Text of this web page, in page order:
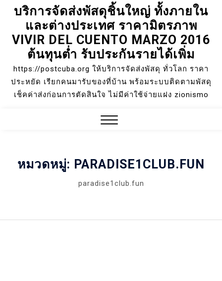
Skip
content
บริการจัดส่งพัสดุชิ้นใหญ่ ทั้งภายใน
และต่างประเทศ ราคามิตรภาพ
VIVIR DEL CUENTO MARZO 2016
ต้นทุนต่ำ รับประกันรายได้เพิ่ม
https://postcuba.org ให้บริการจัดส่งพัสดุ ทั่วโลก ราคา
ประหยัด เรียกคนมารับของที่บ้าน พร้อมระบบติดตามพัสดุ
เช็คค่าส่งก่อนการตัดสินใจ ไม่มีค่าใช้จ่ายแฝง zionismo
หมวดหมู่: PARADISE1CLUB.FUN
paradise1club.fun